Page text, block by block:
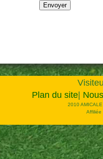
Plan du site|
2010
Affiliée